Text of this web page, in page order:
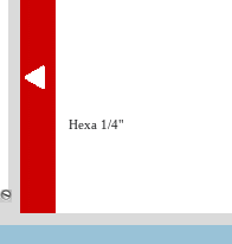
Hexa 1/4"